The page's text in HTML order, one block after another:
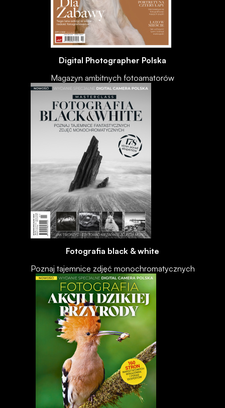
Digital Photographer Polska
Magazyn ambitnych fotoamatorów
Fotografia black & white
Poznaj tajemnice zdjęć monochromatycznych